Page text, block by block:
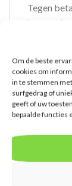
Om de beste
cookies om
in te stemmen
surfgedrag of
geeft of uw
bepaalde functies
Tegen
import
*
Telefoon
Minibar
Telefoon